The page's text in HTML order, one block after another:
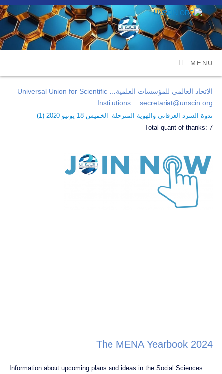
MENU
الاتحاد العالمي للمؤسسات العلمية… Universal Union for Scientific
Institutions… secretariat@unscin.org
ندوة السرد العرفاني والهوية المترحلة: الخميس 18 يونيو 2020 ( 1
)
Total quant of thanks:7
The MENA Yearbook 2024
Information about upcoming plans and ideas in the Social Sciences